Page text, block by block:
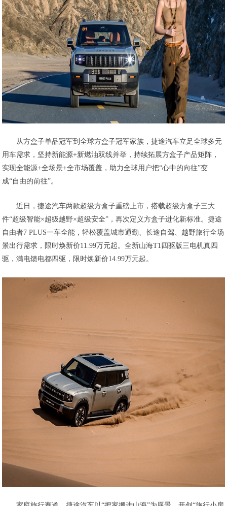
从方盒子单品冠军到全球方盒子冠军家族，捷途汽车立足全球多元
用车需求，坚持新能源+新燃油双线并举，持续拓展方盒子产品矩阵，
实现全能源+全场景+全市场覆盖，助力全球用户把“心中的向往”变
成“自由的前往”。
近日，捷途汽车两款超级方盒子重磅上市，搭载超级方盒子三大
件“超级智能×超级越野×超级安全”，再次定义方盒子进化新标准。捷途
自由者7 PLUS一车全能，轻松覆盖城市通勤、长途自驾、越野旅行全场
景出行需求，限时焕新价11.99万元起。全新山海T1四驱版三电机真四
驱，满电馈电都四驱，限时焕新价14.99万元起。